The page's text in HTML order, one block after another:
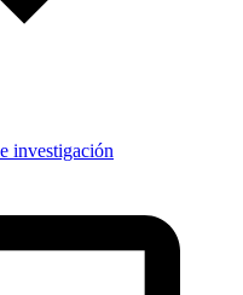
investigación